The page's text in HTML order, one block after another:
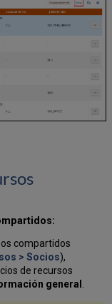
compartidos
> Socios),
de recursos
general .